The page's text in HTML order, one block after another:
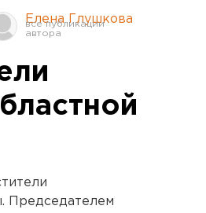
Елена Глушкова
Председателем